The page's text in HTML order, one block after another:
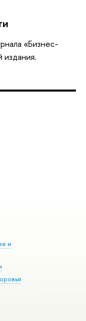
«Бизнес-
издания.
и